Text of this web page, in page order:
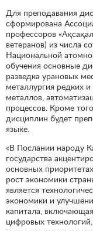
Для преподавания
сформирована
профессоров
ветеранов) из числа
Национальной
обучения основные
разведка урановых
металлургия редких
металлов,
процессов. Кроме
дисциплин будет
языке.
«В Послании народу
государства
основных
рост экономики
является
экономики и
капитала,
цифровых